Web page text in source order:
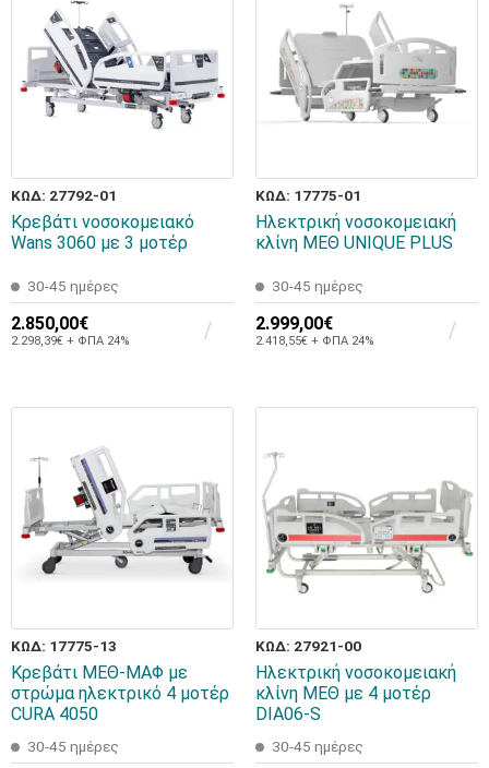
ΚΩΔ: 27792-01
Κρεβάτι νοσοκομειακό
Wans 3060 με 3 μοτέρ
30-45 ημέρες
2.850,00€
2.298,39€ + ΦΠΑ 24%
ΚΩΔ: 17775-01
Ηλεκτρική νοσοκομειακή
κλίνη ΜΕΘ UNIQUE PLUS
30-45 ημέρες
2.999,00€
2.418,55€ + ΦΠΑ 24%
ΚΩΔ: 17775-13
Κρεβάτι ΜΕΘ-ΜΑΦ με
στρώμα ηλεκτρικό 4 μοτέρ
CURA 4050
30-45 ημέρες
ΚΩΔ: 27921-00
Ηλεκτρική νοσοκομειακή
κλίνη ΜΕΘ με 4 μοτέρ
DIA06-S
30-45 ημέρες